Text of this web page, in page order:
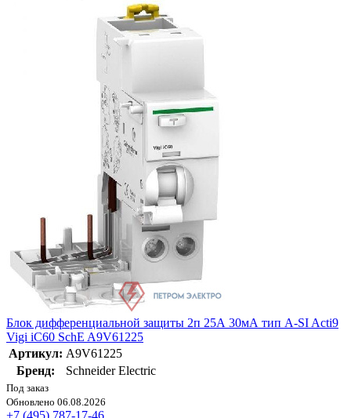
Блок дифференциальной защиты 2п 25А 30мА тип A-SI Acti9
Vigi iC60 SchE A9V61225
Артикул: A9V61225
Бренд:
Schneider Electric
Под заказ
Обновлено 06.08.2026
+7 (495) 787-17-46